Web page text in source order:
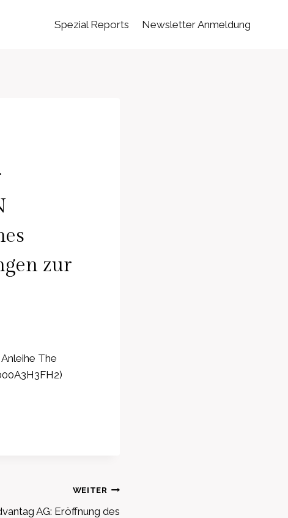
Spezial Reports Newsletter Anmeldung
zur
The
WEITER
AG: Eröffnung des